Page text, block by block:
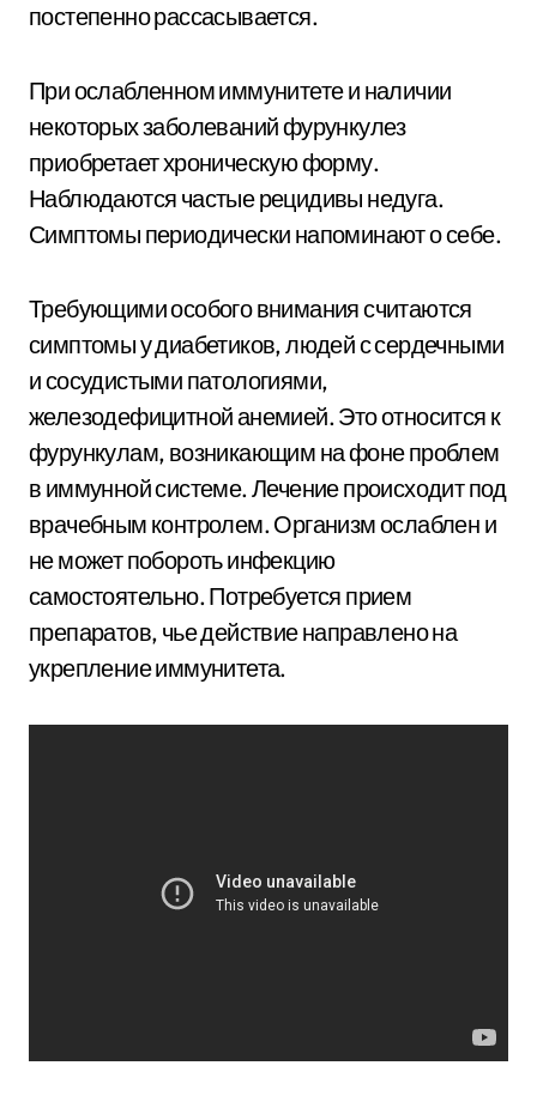
постепенно рассасывается.
При ослабленном иммунитете и наличии
некоторых заболеваний фурункулез
приобретает хроническую форму.
Наблюдаются частые рецидивы недуга.
Симптомы периодически напоминают о себе.
Требующими особого внимания считаются
симптомы у диабетиков, людей с сердечными
и сосудистыми патологиями,
железодефицитной анемией. Это относится к
фурункулам, возникающим на фоне проблем
в иммунной системе. Лечение происходит под
врачебным контролем. Организм ослаблен и
не может побороть инфекцию
самостоятельно. Потребуется прием
препаратов, чье действие направлено на
укрепление иммунитета.